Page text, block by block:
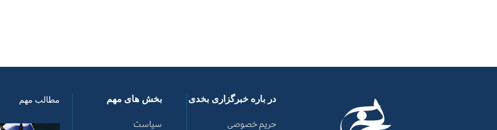
در باره خبرگزاری بخدی
حریم خصوصی
بخش های مهم
سیاست
مطالب مهم